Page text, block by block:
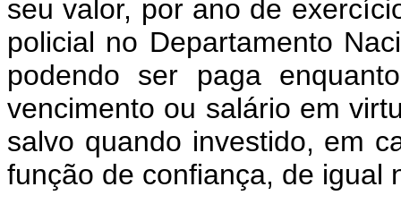
seu valor, por ano de
policial no Departamento
podendo ser paga
vencimento ou salário em
salvo quando investido, em
função de confiança, de igual